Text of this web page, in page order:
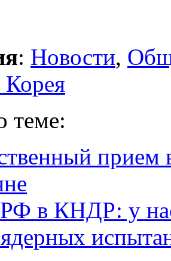
: Новости,
Корея
теме:
прием
в КНДР: у